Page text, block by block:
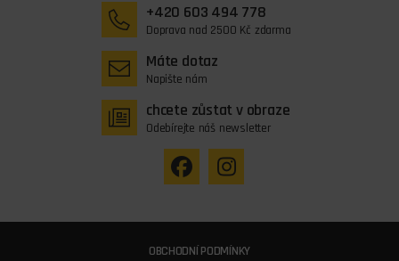
+420 603 494 778
Doprava nad 2500 Kč zdarma
Máte dotaz
Napište nám
chcete zůstat v obraze
Odebírejte náš newsletter
OBCHODNÍ PODMÍNKY